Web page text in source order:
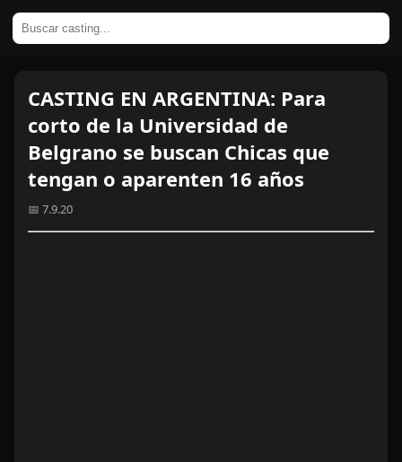
CASTING EN ARGENTINA: Para
corto de la Universidad de
Belgrano se buscan Chicas que
tengan o aparenten 16 años
📅 7.9.20